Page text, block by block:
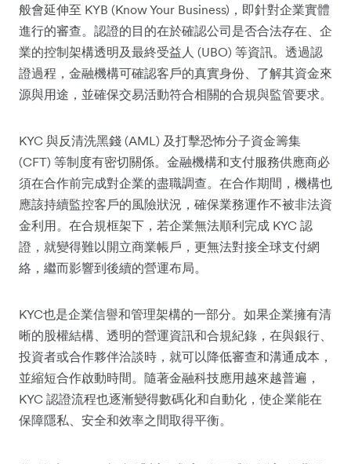
般會延伸至 KYB (Know Your Business)，即針對企業實體
進行的審查。認證的目的在於確認公司是否合法存在、企
業的控制架構透明及最終受益人 (UBO) 等資訊。透過認
證過程，金融機構可確認客戶的真實身份、了解其資金來
源與用途，並確保交易活動符合相關的合規與監管要求。
KYC 與反清洗黑錢 (AML) 及打擊恐怖分子資金籌集
(CFT) 等制度有密切關係。金融機構和支付服務供應商必
須在合作前完成對企業的盡職調查。在合作期間，機構也
應該持續監控客戶的風險狀況，確保業務運作不被非法資
金利用。在合規框架下，若企業無法順利完成 KYC 認
證，就變得難以開立商業帳戶，更無法對接全球支付網
絡，繼而影響到後續的營運布局。
KYC也是企業信譽和管理架構的一部分。如果企業擁有清
晰的股權結構、透明的營運資訊和合規紀錄，在與銀行、
投資者或合作夥伴洽談時，就可以降低審查和溝通成本，
並縮短合作啟動時間。隨著金融科技應用越來越普遍，
KYC 認證流程也逐漸變得數碼化和自動化，使企業能在
保障隱私、安全和效率之間取得平衡。